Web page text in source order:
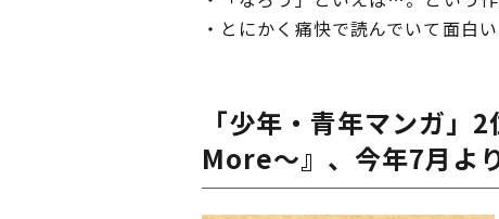
・とにかく痛快で読んでいて面白
「少年・青年マンガ
More～』、今年7月よ